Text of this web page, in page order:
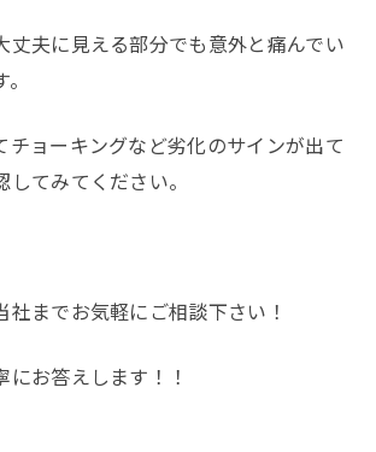
丈夫に見える部分でも意外と痛んでい
チョーキングなど劣化のサインが出て
てみてください。
社までお気軽にご相談下さい！
お答えします！！